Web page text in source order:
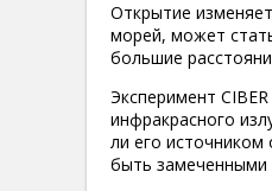
Открытие
морей, может
большие
Эксперимент
инфракрасного
ли его
быть замеченными